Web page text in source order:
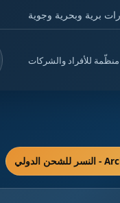
برية وبحرية وجوية
للأفراد والشركات